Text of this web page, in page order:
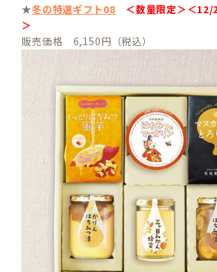
★冬の特選ギフト08
＜数量限定＞＜12/
＞
販売価格 6,150円（税込）